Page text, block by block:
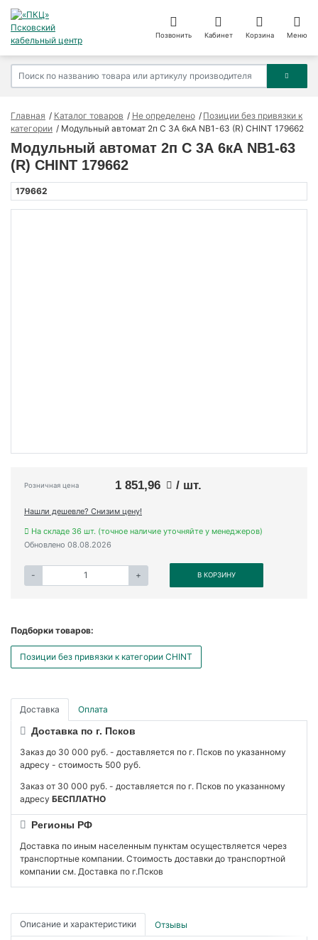
Позвонить Кабинет Корзина Меню
Главная Каталог товаров Не определено
Позиции без привязки к
категории
Модульный автомат 2п C 3А 6кА NB1-63 (R) CHINT 179662
Модульный автомат 2п C 3А 6кА NB1-63
(R) CHINT 179662
179662
Розничная цена 1 851,96 / шт.
Нашли дешевле? Снизим цену!
На складе 36 шт. (точное наличие уточняйте у менеджеров)
Обновлено 08.08.2026
- + В КОРЗИНУ
Подборки товаров:
Позиции без привязки к категории CHINT
Доставка Оплата
Доставка по г. Псков
Заказ до 30 000 руб. - доставляется по г. Псков по указанному
адресу - стоимость 500 руб.
Заказ от 30 000 руб. - доставляется по г. Псков по указанному
адресу БЕСПЛАТНО
Регионы РФ
Доставка по иным населенным пунктам осуществляется через
транспортные компании. Стоимость доставки до транспортной
компании см. Доставка по г.Псков
Описание и характеристики Отзывы